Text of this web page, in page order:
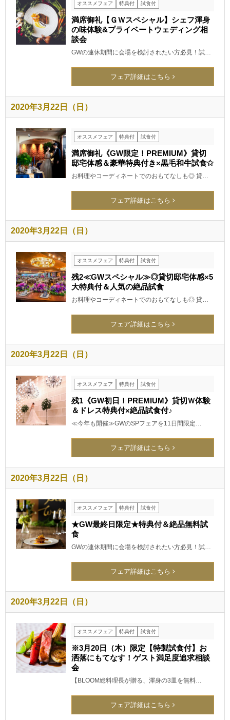
オススメフェア 特典付 試食付
満席御礼【ＧＷスペシャル】シェフ渾身
の味体験&プライベートウェディング相
談会
GWの連休期間に会場を検討されたい方必見！試…
フェア詳細はこちら
2020年3月22日（日）
オススメフェア 特典付 試食付
満席御礼《GW限定！PREMIUM》貸切
邸宅体感＆豪華特典付き×黒毛和牛試食✩
お料理やコーディネートでのおもてなしも◎ 貸…
フェア詳細はこちら
2020年3月22日（日）
オススメフェア 特典付 試食付
残2≪GWスペシャル≫◎貸切邸宅体感×5
大特典付＆人気の絶品試食
お料理やコーディネートでのおもてなしも◎ 貸…
フェア詳細はこちら
2020年3月22日（日）
オススメフェア 特典付 試食付
残1《GW初日！PREMIUM》貸切Ｗ体験
＆ドレス特典付×絶品試食付♪
≪今年も開催≫GWのSPフェアを11日間限定…
フェア詳細はこちら
2020年3月22日（日）
オススメフェア 特典付 試食付
★GW最終日限定★特典付＆絶品無料試
食
GWの連休期間に会場を検討されたい方必見！試…
フェア詳細はこちら
2020年3月22日（日）
オススメフェア 特典付 試食付
※3月20日（木）限定【特製試食付】お
洒落にもてなす！ゲスト満足度追求相談
会
【BLOOM総料理長が贈る、渾身の3皿を無料…
フェア詳細はこちら